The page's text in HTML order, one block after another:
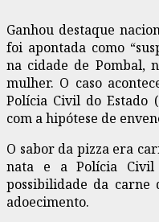
Ganhou destaque
foi apontada como
na cidade de Pombal,
mulher. O caso
Polícia Civil do Estado
com a hipótese de
O sabor da pizza era
nata e a Polícia Civil
possibilidade da
adoecimento.